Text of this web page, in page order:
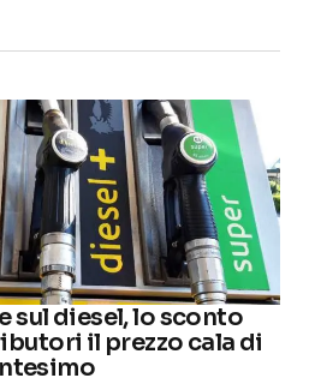
sul diesel, lo sconto
il prezzo cala di